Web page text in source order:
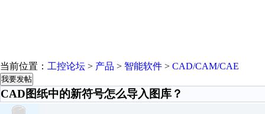
当前位置： 工控论坛 > 产品 > 智能软件 > CAD/CAM/CAE
我要发帖
CAD图纸中的新符号怎么导入图库？